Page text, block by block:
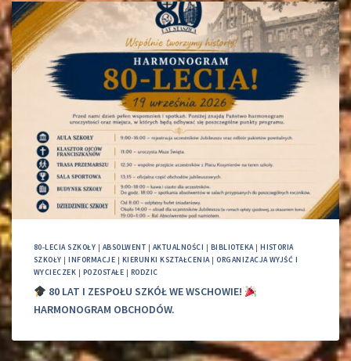
80-LECIA SZKOŁY | ABSOLWENT | AKTUALNOŚCI | BIBLIOTEKA|HISTORIA
SZKOŁY |INFORMACJE | KIERUNKI KSZTAŁCENIA|ORGANIZACJA WYJŚĆ I
WYCIECZEK | POZOSTAŁE | RODZIC
80 LAT I ZESPOŁU SZKÓŁ WE WSCHOWIE!
HARMONOGRAM OBCHODÓW.